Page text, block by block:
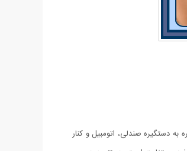
دستگیره صندلی، اتومبیل و کنار